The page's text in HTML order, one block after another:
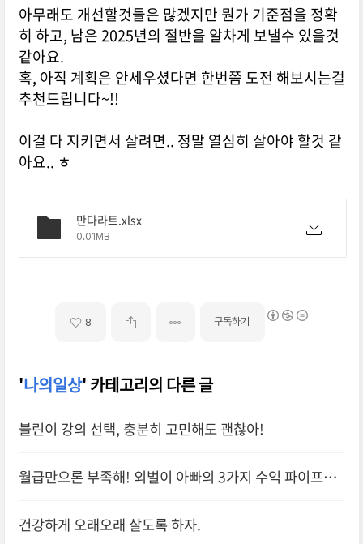
아무래도 개선할것들은 많겠지만 뭔가 기준점을 정확
히 하고, 남은 2025년의 절반을 알차게 보낼수 있을것
같아요.
혹, 아직 계획은 안세우셨다면 한번쯤 도전 해보시는걸
추천드립니다~!!
이걸 다 지키면서 살려면.. 정말 열심히 살아야 할것 같
아요.. ㅎ
만다라트.xlsx
0.01MB
8 구독하기
'나의일상' 카테고리의 다른 글
블린이 강의 선택, 충분히 고민해도 괜찮아!
월급만으론 부족해! 외벌이 아빠의 3가지 수익 파이프라
건강하게 오래오래 살도록 하자.